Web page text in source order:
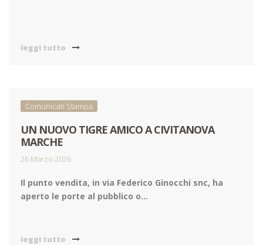
leggi tutto
Comunicati Stampa
UN NUOVO TIGRE AMICO A CIVITANOVA
MARCHE
26 Marzo 2026
Il punto vendita, in via Federico Ginocchi snc, ha
aperto le porte al pubblico o...
leggi tutto